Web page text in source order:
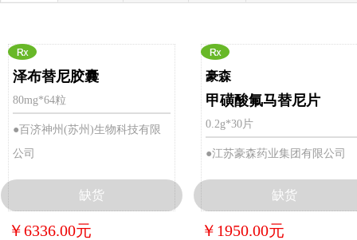
泽布替尼胶囊
80mg*64粒
●百济神州(苏州)生物科技有限
公司
￥6336.00元
缺货
豪森
甲磺酸氟马替尼片
0.2g*30片
●江苏豪森药业集团有限公司
￥1950.00元
缺货